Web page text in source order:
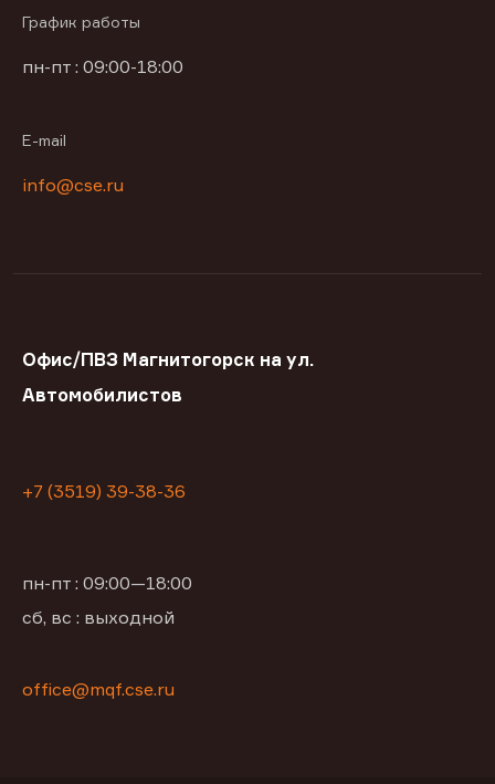
График работы
пн-пт : 09:00-18:00
E-mail
info@cse.ru
Офис/ПВЗ Магнитогорск на ул.
Автомобилистов
+7 (3519) 39-38-36
пн-пт : 09:00—18:00
сб, вс : выходной
office@mqf.cse.ru